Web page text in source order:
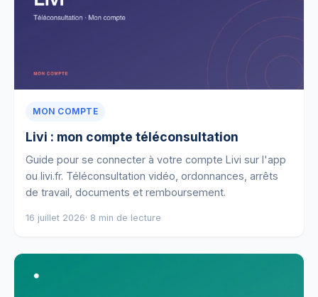
MON COMPTE
Livi : mon compte téléconsultation
Guide pour se connecter à votre compte Livi sur l'app
ou livi.fr. Téléconsultation vidéo, ordonnances, arrêts
de travail, documents et remboursement.
16 juillet 2026· 8 min de lecture